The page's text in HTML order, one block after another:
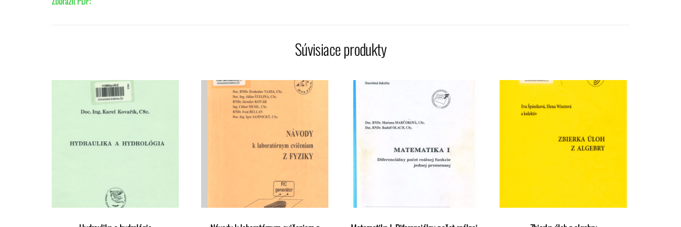
Súvisiace produkty